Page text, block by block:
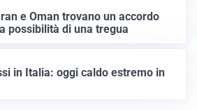
e Oman trovano un accordo
possibilità di una tregua
in Italia: oggi caldo estremo in